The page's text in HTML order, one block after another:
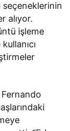
alıyor.
işleme
Fernando